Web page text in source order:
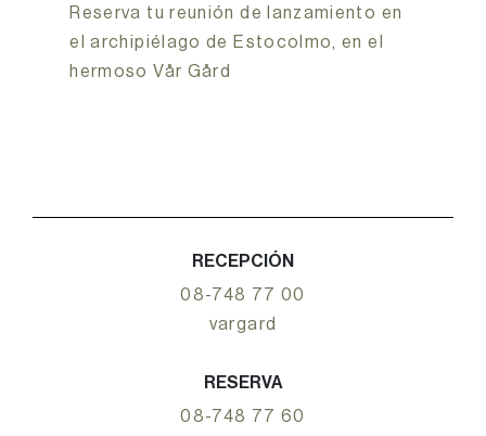
Reserva tu reunión de lanzamiento en
el archipiélago de Estocolmo, en el
hermoso Vår Gård
RECEPCIÓN
08-748 77 00
vargard
RESERVA
08-748 77 60